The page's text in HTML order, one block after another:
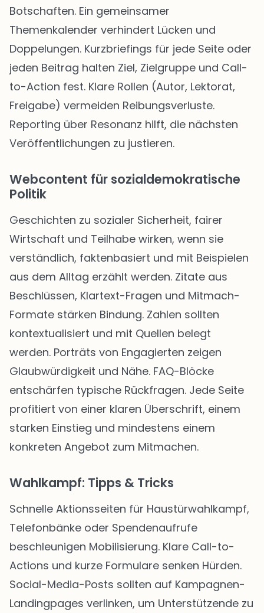
Botschaften. Ein gemeinsamer
Themenkalender verhindert Lücken und
Doppelungen. Kurzbriefings für jede Seite oder
jeden Beitrag halten Ziel, Zielgruppe und Call-
to-Action fest. Klare Rollen (Autor, Lektorat,
Freigabe) vermeiden Reibungsverluste.
Reporting über Resonanz hilft, die nächsten
Veröffentlichungen zu justieren.
Webcontent für sozialdemokratische
Politik
Geschichten zu sozialer Sicherheit, fairer
Wirtschaft und Teilhabe wirken, wenn sie
verständlich, faktenbasiert und mit Beispielen
aus dem Alltag erzählt werden. Zitate aus
Beschlüssen, Klartext-Fragen und Mitmach-
Formate stärken Bindung. Zahlen sollten
kontextualisiert und mit Quellen belegt
werden. Porträts von Engagierten zeigen
Glaubwürdigkeit und Nähe. FAQ-Blöcke
entschärfen typische Rückfragen. Jede Seite
profitiert von einer klaren Überschrift, einem
starken Einstieg und mindestens einem
konkreten Angebot zum Mitmachen.
Wahlkampf: Tipps & Tricks
Schnelle Aktionsseiten für Haustürwahlkampf,
Telefonbänke oder Spendenaufrufe
beschleunigen Mobilisierung. Klare Call-to-
Actions und kurze Formulare senken Hürden.
Social-Media-Posts sollten auf Kampagnen-
Landingpages verlinken, um Unterstützende zu